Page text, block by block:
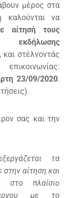
μέρος στα
καλούνται να
αίτησή τους
εκδήλωσης
και στέλνοντάς
23/09/2020.
σας και την
τα
αίτηση και
στο πλαίσιο
έργου με το